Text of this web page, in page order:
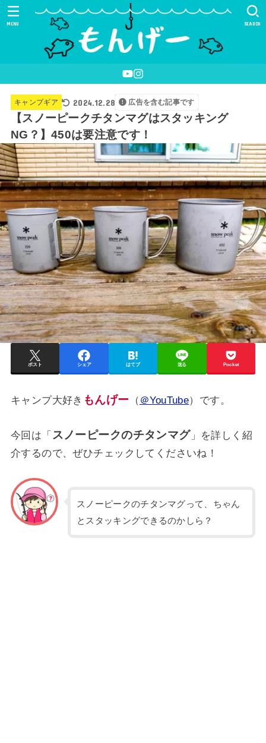
SEARCH
MENU
キャンプギア 2024.12.28 広告を含む記事です
【スノーピークチタンマグはスタッキング
NG？】450は要注意です！
ポスト シェア はてブ 送る Pocket
キャンプ大好き もんげー （ ＠YouTube）です。
今回は「 スノーピークのチタンマグ」を詳しく紹
介するので、ぜひチェックしてくださいね！
スノーピークのチタンマグって、ちゃん
とスタッキングできるのかしら？